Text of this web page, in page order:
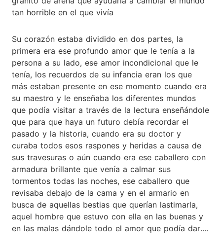
tan horrible en el que vivía
Su corazón estaba dividido en dos partes, la
primera era ese profundo amor que le tenía a la
persona a su lado, ese amor incondicional que le
tenía, los recuerdos de su infancia eran los que
más estaban presente en ese momento cuando era
su maestro y le enseñaba los diferentes mundos
que podía visitar a través de la lectura enseñándole
que para que haya un futuro debía recordar el
pasado y la historia, cuando era su doctor y
curaba todos esos raspones y heridas a causa de
sus travesuras o aún cuando era ese caballero con
armadura brillante que venía a calmar sus
tormentos todas las noches, ese caballero que
revisaba debajo de la cama y en el armario en
busca de aquellas bestias que querían lastimarla,
aquel hombre que estuvo con ella en las buenas y
en las malas dándole todo el amor que podía dar....